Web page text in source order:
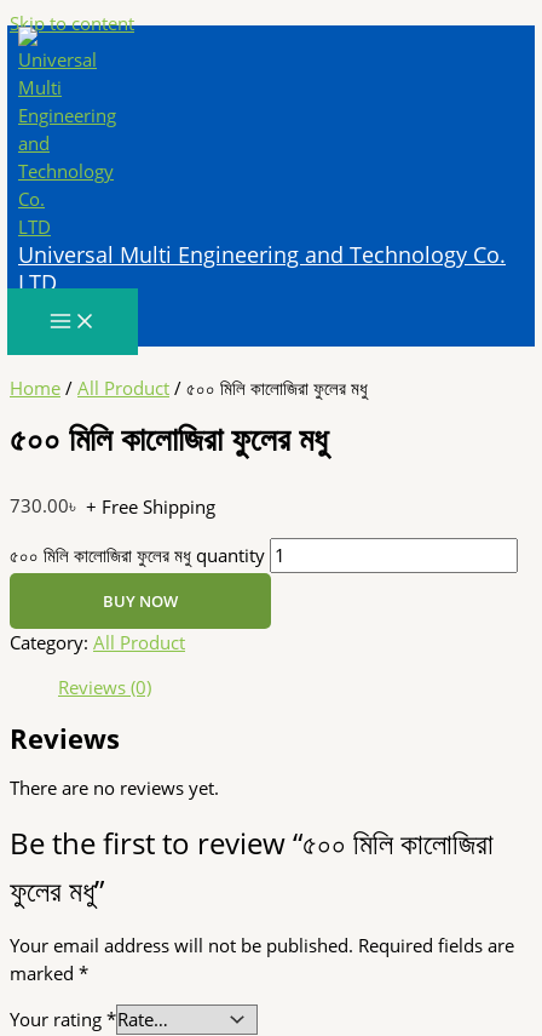
Skip to content
Universal Multi Engineering and Technology Co.
LTD
Home / All Product / ৫০০ মিলি কালোজিরা ফুলের মধু
৫০০ মিলি কালোজিরা ফুলের মধু
730.00৳ + Free Shipping
৫০০ মিলি কালোজিরা ফুলের মধু quantity
BUY NOW
Category: All Product
Reviews (0)
Reviews
There are no reviews yet.
Be the first to review “৫০০ মিলি কালোজিরা
ফুলের মধু”
Your email address will not be published. Required fields are
marked *
Your rating *